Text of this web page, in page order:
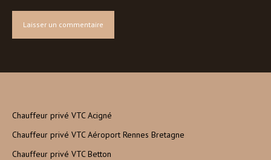
Chauffeur privé VTC Acigné
Chauffeur privé VTC Aéroport Rennes Bretagne
Chauffeur privé VTC Betton